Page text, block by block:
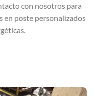
con nosotros para
poste personalizados